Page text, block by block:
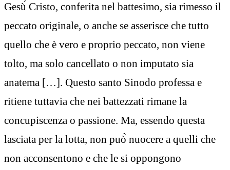
Gesù́ Cristo, conferita nel battesimo, sia rimesso il
peccato originale, o anche se asserisce che tutto
quello che è vero e proprio peccato, non viene
tolto, ma solo cancellato o non imputato sia
anatema […]. Questo santo Sinodo professa e
ritiene tuttavia che nei battezzati rimane la
concupiscenza o passione. Ma, essendo questa
lasciata per la lotta, non può̀ nuocere a quelli che
non acconsentono e che le si oppongono